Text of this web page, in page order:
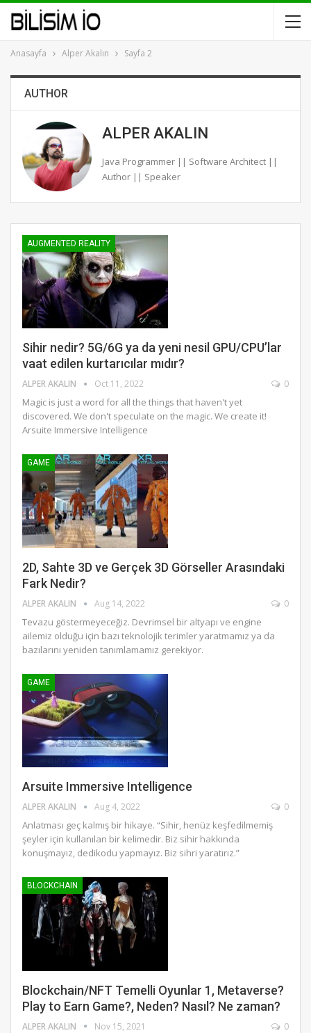
Anasayfa Alper Akalın Sayfa 2
AUTHOR
ALPER AKALIN
Java Programmer || Software Architect ||
Author || Speaker
AUGMENTED REALITY
Sihir nedir? 5G/6G ya da yeni nesil GPU/CPU’lar
vaat edilen kurtarıcılar mıdır?
ALPER AKALIN Oct 11, 2022 0
Magic is just a word for all the things that haven't yet
discovered. We don't speculate on the magic. We create it!
Arsuite Immersive Intelligence
GAME
2D, Sahte 3D ve Gerçek 3D Görseller Arasındaki
Fark Nedir?
ALPER AKALIN Aug 14, 2022 0
Tevazu göstermeyeceğiz. Devrimsel bir altyapı ve engine
ailemiz olduğu için bazı teknolojik terimler yaratmamız ya da
bazılarını yeniden tanımlamamız gerekiyor.
GAME
Arsuite Immersive Intelligence
ALPER AKALIN Aug 4, 2022 0
Anlatması geç kalmış bir hikaye. “Sihir, henüz keşfedilmemiş
şeyler için kullanılan bir kelimedir. Biz sihir hakkında
konuşmayız, dedikodu yapmayız. Biz sihri yaratırız.”
BLOCKCHAIN
Blockchain/NFT Temelli Oyunlar 1, Metaverse?
Play to Earn Game?, Neden? Nasıl? Ne zaman?
ALPER AKALIN Nov 15, 2021 0